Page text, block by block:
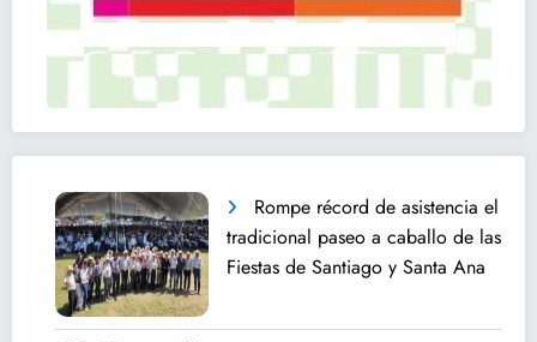
Rompe récord de asistencia el
tradicional paseo a caballo de las
Fiestas de Santiago y Santa Ana